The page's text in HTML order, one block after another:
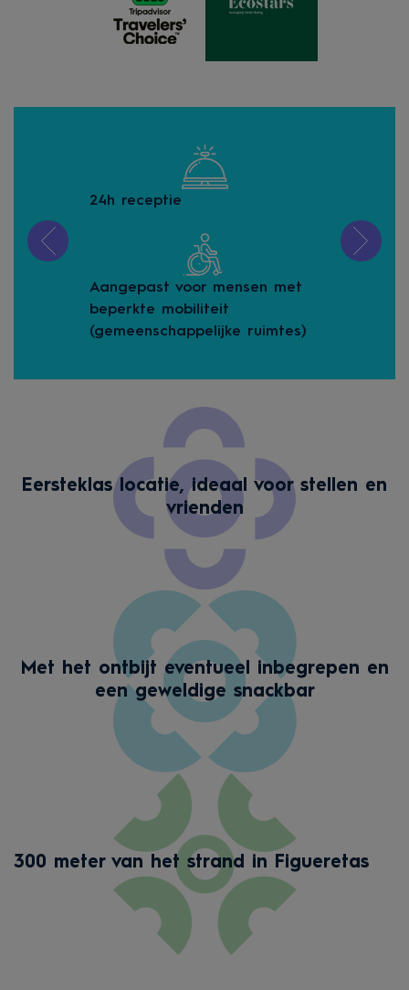
24h receptie
Aangepast voor mensen met
beperkte mobiliteit
(gemeenschappelijke ruimtes)
Eersteklas locatie, ideaal voor stellen en
vrienden
Met het ontbijt eventueel inbegrepen en
een geweldige snackbar
300 meter van het strand in Figueretas